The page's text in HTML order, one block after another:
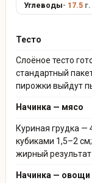
Углеводы- 17.5г.
Тесто
Слоёное тесто
стандартный
пирожки выйдут
Начинка — мясо
Куриная грудка —
кубиками 1,5–2
жирный результат
Начинка — овощи